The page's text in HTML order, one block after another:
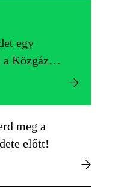
egy
Közgáz
meg a
előtt!